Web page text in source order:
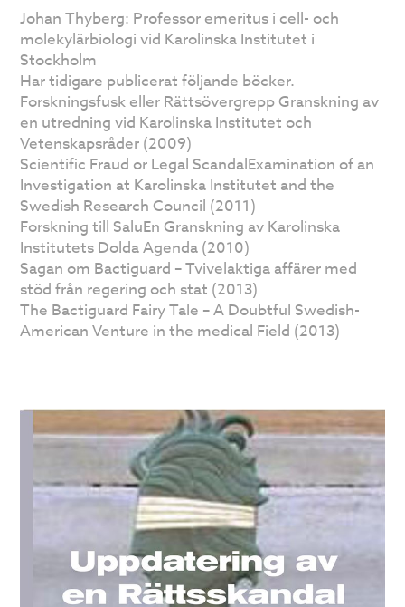
Johan Thyberg: Professor emeritus i cell- och
molekylärbiologi vid Karolinska Institutet i
Stockholm
Har tidigare publicerat följande böcker.
Forskningsfusk eller Rättsövergrepp Granskning av
en utredning vid Karolinska Institutet och
Vetenskapsråder (2009)
Scientific Fraud or Legal ScandalExamination of an
Investigation at Karolinska Institutet and the
Swedish Research Council (2011)
Forskning till SaluEn Granskning av Karolinska
Institutets Dolda Agenda (2010)
Sagan om Bactiguard – Tvivelaktiga affärer med
stöd från regering och stat (2013)
The Bactiguard Fairy Tale – A Doubtful Swedish-
American Venture in the medical Field (2013)